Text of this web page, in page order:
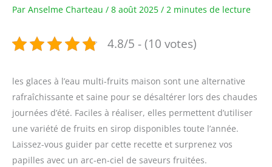
Par Anselme Charteau / 8 août 2025 / 2 minutes de lecture
4.8/5 - (10 votes)
les glaces à l’eau multi-fruits maison sont une alternative
rafraîchissante et saine pour se désaltérer lors des chaudes
journées d’été. Faciles à réaliser, elles permettent d’utiliser
une variété de fruits en sirop disponibles toute l’année.
Laissez-vous guider par cette recette et surprenez vos
papilles avec un arc-en-ciel de saveurs fruitées.